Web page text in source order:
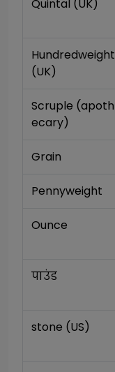
Quintal (UK)
Hundredweight
(UK)
Scruple (apoth
ecary)
Grain
Pennyweight
Ounce
पाउंड
stone (US)